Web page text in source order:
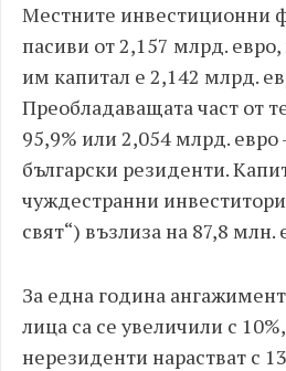
Местните инвестиционни
пасиви от 2,157 млрд. евро,
им капитал е 2,142 млрд.
Преобладаващата част от
95,9% или 2,054 млрд.
български резиденти.
чуждестранни
свят“) възлиза на 87,8 млн.
За една година
лица са се увеличили с
нерезиденти нарастват с